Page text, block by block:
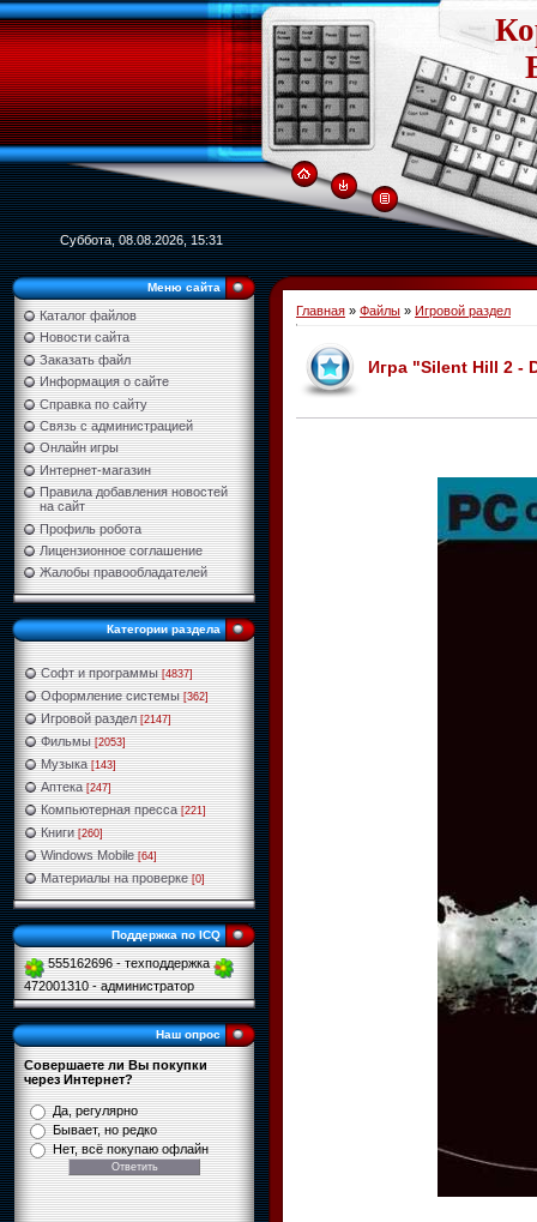
Суббота, 08.08.2026, 15:31
Меню сайта
Каталог файлов
Новости сайта
Заказать файл
Информация о сайте
Справка по сайту
Связь с администрацией
Онлайн игры
Интернет-магазин
Правила добавления новостей
на сайт
Профиль робота
Лицензионное соглашение
Жалобы правообладателей
Категории раздела
Софт и программы [4837]
Оформление системы [362]
Игровой раздел [2147]
Фильмы [2053]
Музыка [143]
Аптека [247]
Компьютерная пресса [221]
Книги [260]
Windows Mobile [64]
Материалы на проверке [0]
Поддержка по ICQ
555162696 - техподдержка
472001310 - администратор
Наш опрос
Совершаете ли Вы покупки
через Интернет?
Да, регулярно
Бывает, но редко
Нет, всё покупаю офлайн
Главная » Файлы » Игровой раздел
Игра "Silent Hill 2 -